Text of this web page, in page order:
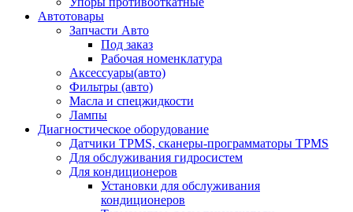
Автотовары
Запчасти Авто
Под заказ
Рабочая номенклатура
Аксессуары(авто)
Фильтры (авто)
Масла и спецжидкости
Лампы
Диагностическое оборудование
Датчики TPMS, сканеры-программаторы TPMS
Для обслуживания гидросистем
Для кондиционеров
Установки для обслуживания
кондиционеров